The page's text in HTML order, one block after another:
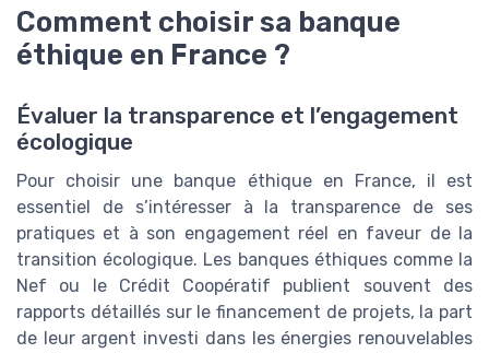
Comment choisir sa banque
éthique en France ?
Évaluer la transparence et l’engagement
écologique
Pour choisir une banque éthique en France, il est
essentiel de s’intéresser à la transparence de ses
pratiques et à son engagement réel en faveur de la
transition écologique. Les banques éthiques comme la
Nef ou le Crédit Coopératif publient souvent des
rapports détaillés sur le financement de projets, la part
de leur argent investi dans les énergies renouvelables